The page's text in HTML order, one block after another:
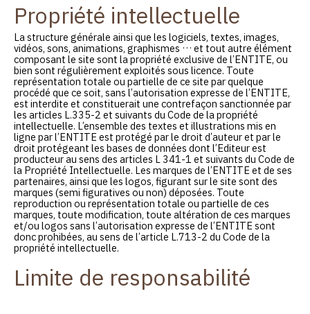
Propriété intellectuelle
La structure générale ainsi que les logiciels, textes, images,
vidéos, sons, animations, graphismes … et tout autre élément
composant le site sont la propriété exclusive de l’ENTITE, ou
bien sont régulièrement exploités sous licence. Toute
représentation totale ou partielle de ce site par quelque
procédé que ce soit, sans l’autorisation expresse de l’ENTITE,
est interdite et constituerait une contrefaçon sanctionnée par
les articles L.335-2 et suivants du Code de la propriété
intellectuelle. L’ensemble des textes et illustrations mis en
ligne par l’ENTITE est protégé par le droit d’auteur et par le
droit protégeant les bases de données dont l’Editeur est
producteur au sens des articles L 341-1 et suivants du Code de
la Propriété Intellectuelle. Les marques de l’ENTITE et de ses
partenaires, ainsi que les logos, figurant sur le site sont des
marques (semi figuratives ou non) déposées. Toute
reproduction ou représentation totale ou partielle de ces
marques, toute modification, toute altération de ces marques
et/ou logos sans l’autorisation expresse de l’ENTITE sont
donc prohibées, au sens de l’article L.713-2 du Code de la
propriété intellectuelle.
Limite de responsabilité